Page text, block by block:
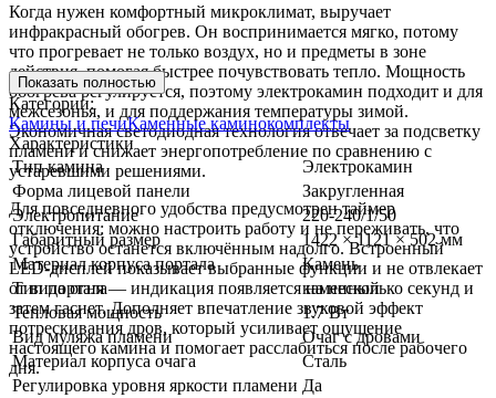
Когда нужен комфортный микроклимат, выручает
инфракрасный обогрев. Он воспринимается мягко, потому
что прогревает не только воздух, но и предметы в зоне
действия, помогая быстрее почувствовать тепло. Мощность
обогрева регулируется, поэтому электрокамин подходит и для
межсезонья, и для поддержания температуры зимой.
Экономичная светодиодная технология отвечает за подсветку
пламени и снижает энергопотребление по сравнению с
устаревшими решениями.
Для повседневного удобства предусмотрен таймер
отключения: можно настроить работу и не переживать, что
устройство останется включённым надолго. Встроенный
LED-дисплей показывает выбранные функции и не отвлекает
от вида огня — индикация появляется на несколько секунд и
затем гаснет. Дополняет впечатление звуковой эффект
потрескивания дров, который усиливает ощущение
настоящего камина и помогает расслабиться после рабочего
дня.
Показать полностью
Категории:
Камины и печиКаменные каминокомплекты
Характеристики
Тип камина
Электрокамин
Форма лицевой панели
Закругленная
Электропитание
220-240/1/50
Габаритный размер
1422 × 1121 × 502 мм
Материал корпуса портала
Камень
Тип портала
каменный
Тепловая мощность
1.7 Вт
Вид муляжа пламени
Очаг с дровами
Материал корпуса очага
Сталь
Регулировка уровня яркости пламени Да